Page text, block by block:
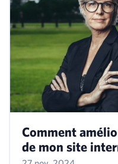
Comment
de mon site